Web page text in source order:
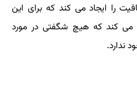
را ایجاد می کند که برای این
می کند که هیچ شگفتی در مورد
ندارد.